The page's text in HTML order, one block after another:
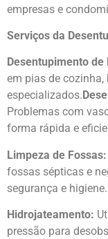
empresas e
Serviços da
Desentupimento de
em pias de
especializados.
Problemas com
forma rápida e
Limpeza de Fossas:
fossas sépticas e
segurança e higiene.
Hidrojateamento:
pressão para